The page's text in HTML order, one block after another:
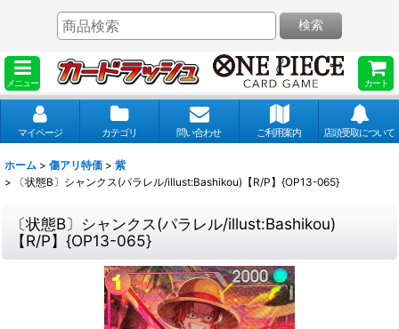
メニュー カート
検索
マイページ カテゴリ 問い合わせ ご利用案内 店頭受取について
ホーム > 傷アリ特価 > 紫
>
〔状態B〕シャンクス(パラレル/illust:Bashikou)【R/P】{OP13-065}
〔状態B〕シャンクス(パラレル/illust:Bashikou)
【R/P】{OP13-065}